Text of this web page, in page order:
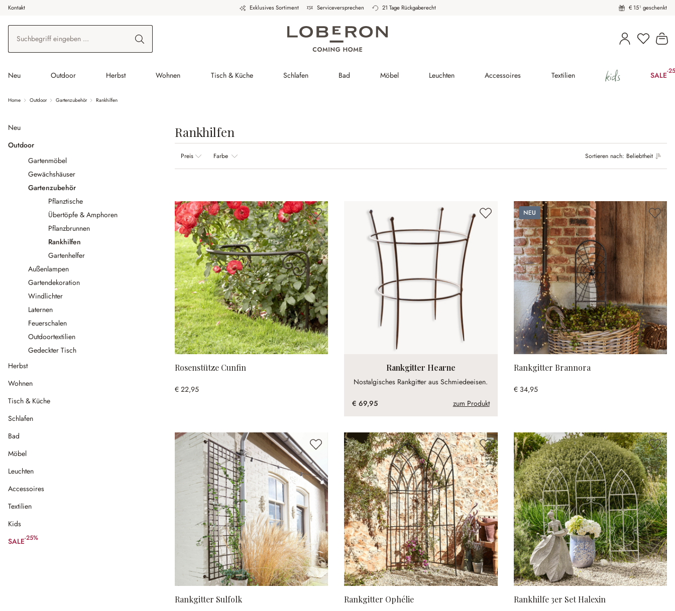
Hauptinhalt springen
Zur Suche springen
Zur Hauptnavigation springen
Kontakt Exklusives Sortiment Serviceversprechen 21 Tage Rückgaberecht € 15¹ geschenkt
Neu Outdoor Herbst Wohnen Tisch & Küche Schlafen Bad Möbel Leuchten Accessoires Textilien kids SALE-
Home Outdoor Gartenzubehör Rankhilfen
Neu
Outdoor
Gartenmöbel
Gewächshäuser
Gartenzubehör
Pflanztische
Übertöpfe & Amphoren
Pflanzbrunnen
Rankhilfen
Gartenhelfer
Außenlampen
Gartendekoration
Windlichter
Laternen
Feuerschalen
Outdoortextilien
Gedeckter Tisch
Herbst
Wohnen
Tisch & Küche
Schlafen
Bad
Möbel
Leuchten
Accessoires
Textilien
Kids
SALE-25%
(25% gespart)
Rankhilfen
Sortieren nach: Beliebtheit
Preis Farbe
Rosenstütze Cunfin
€ 22,95
Rankgitter Hearne
Nostalgisches Rankgitter aus Schmiedeeisen.
€ 69,95 zum Produkt
Neu
Rankgitter Brannora
€ 34,95
Rankgitter Sulfolk Rankgitter Ophélie Rankhilfe 3er Set Halexin